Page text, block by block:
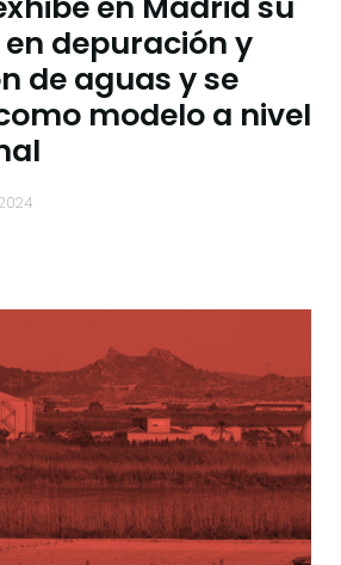
depuración y
de aguas y se
modelo a nivel